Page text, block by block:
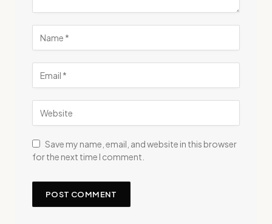
Save my name, email, and website in this browser
for the next time I comment.